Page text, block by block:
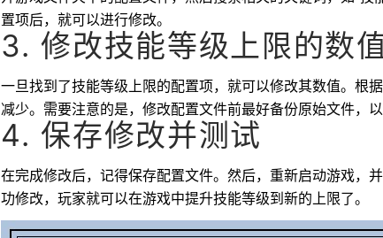
置项后，就可以进行修改。
3. 修改技能等级上限的数
一旦找到了技能等级上限的配置项，就可以修改其数值。根
减少。需要注意的是，修改配置文件前最好备份原始文件，
4. 保存修改并测试
在完成修改后，记得保存配置文件。然后，重新启动游戏，
功修改，玩家就可以在游戏中提升技能等级到新的上限了。